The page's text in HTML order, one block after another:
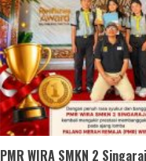
PMR WIRA SMKN 2